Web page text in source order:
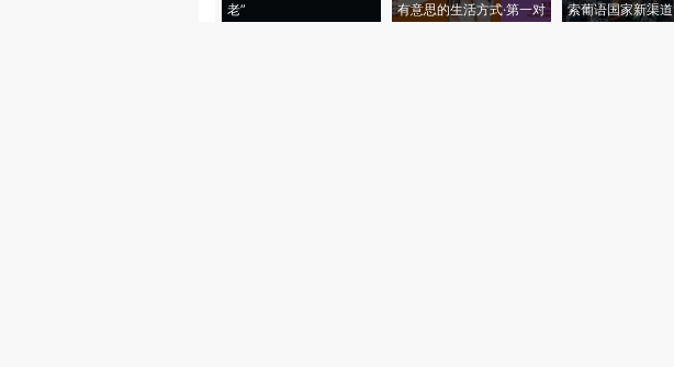
老”
有意思的生活方式·第一对
索葡语国家新渠道